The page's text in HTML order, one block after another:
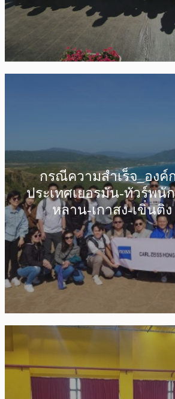
กรณีความสำเร็จ_องค์
ประเทศเยอรมัน-ทัวร์พนั
หลาน-เกาสง-เขิ่นติง